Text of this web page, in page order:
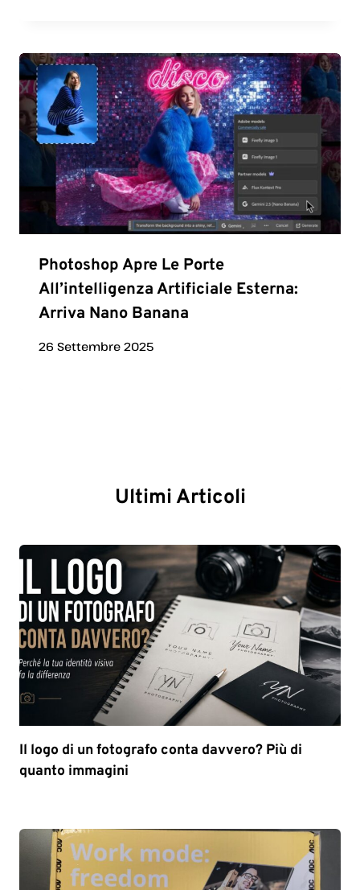
Photoshop Apre Le Porte
All’intelligenza Artificiale Esterna:
Arriva Nano Banana
26 Settembre 2025
Ultimi Articoli
Il logo di un fotografo conta davvero? Più di
quanto immagini